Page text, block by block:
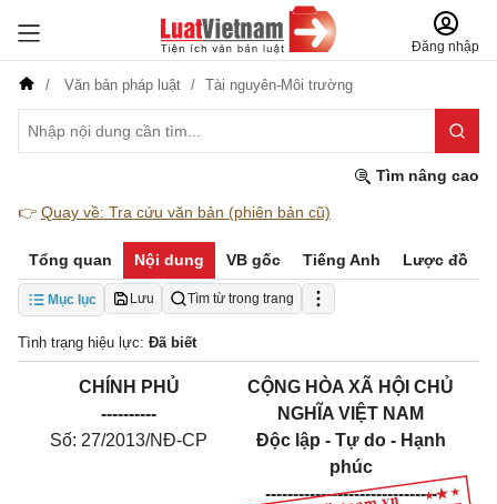
Đăng nhập
Văn bản pháp luật Tài nguyên-Môi trường
Tìm nâng cao
👉 Quay về: Tra cứu văn bản (phiên bản cũ)
Tổng quan Nội dung VB gốc Tiếng Anh Lược đồ
Mục lục Lưu Tìm từ trong trang
Tình trạng hiệu lực: Đã biết
CHÍNH PHỦ
----------
Số: 27/2013/NĐ-CP
CỘNG HÒA XÃ HỘI CHỦ
NGHĨA VIỆT NAM
Độc lập - Tự do - Hạnh
phúc
-------------------------------